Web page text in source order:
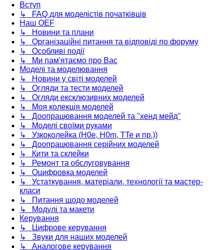
Вступ
↳ FAQ для моделістів початківців
Наш OEF
↳ Новини та плани
↳ Організаційні питання та відповіді по форуму
↳ Особливі події
↳ Ми пам'ятаємо про Вас
Моделі та моделювання
↳ Новини у світі моделей
↳ Огляди та тести моделей
↳ Огляди ексклюзивних моделей
↳ Моя колекція моделей
↳ Доопрацювання моделей та "хенд мейд"
↳ Моделі своїми руками
↳ Узкоколейка (H0e, H0m, TTe и пр.))
↳ Доопрацювання серійних моделей
↳ Кити та склейки
↳ Ремонт та обслуговування
↳ Оцифровка моделей
↳ Устаткування, матеріали, технології та мастер-
класи
↳ Питання щодо моделей
↳ Модулі та макети
Керування
↳ Цифрове керування
↳ Звуки для наших моделей
↳ Аналогове керування